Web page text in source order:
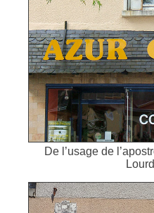
De l’usage de